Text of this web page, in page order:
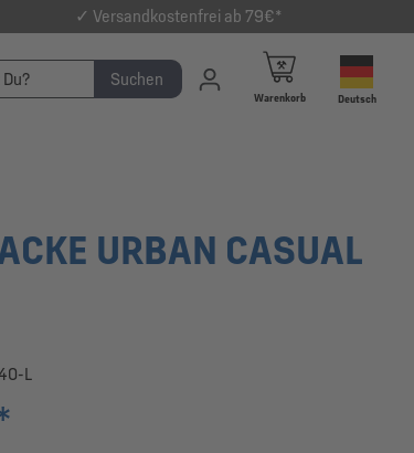
✓ Versandkostenfrei ab 79€*
Suchen
Warenkorb Deutsch
URBAN CASUAL
L